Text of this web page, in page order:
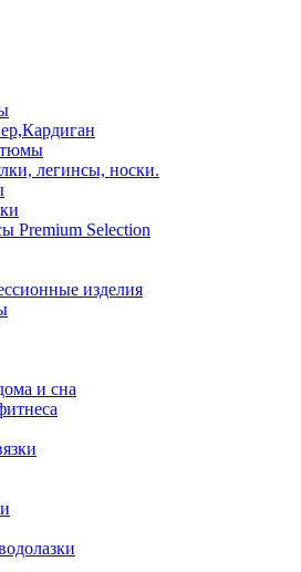
легинсы, носки.
Premium Selection
изделия
и сна